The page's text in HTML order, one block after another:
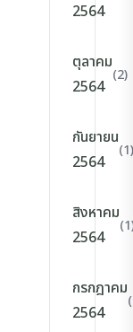
2564
ตุลาคม
2564
(2)
กันยายน
2564
(1)
สิงหาคม
2564
กรกฎาคม
2564